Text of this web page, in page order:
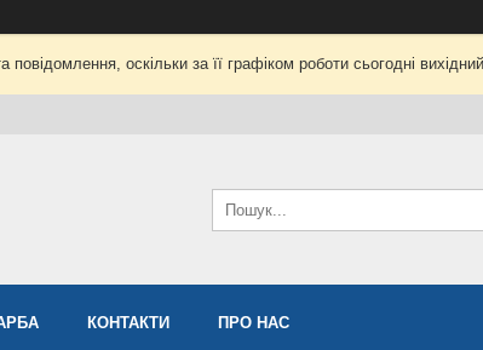
оскільки за її графіком роботи сьогодні
КОНТАКТИ ПРО НАС